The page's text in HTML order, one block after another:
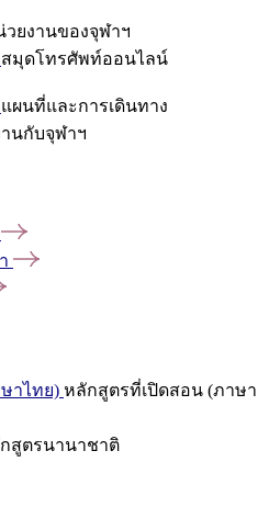
วยงานของจุฬาฯ
สมุดโทรศัพท์ออนไลน์
แผนที่และการเดินทาง
นกับจุฬาฯ
าไทย) หลักสูตรที่เปิดสอน (ภาษา
สูตรนานาชาติ